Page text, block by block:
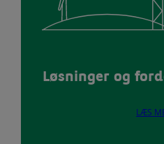
Løsninger og
LÆS